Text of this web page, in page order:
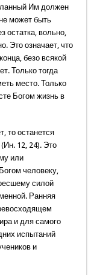
Им должен
может быть
остатка, вольно,
Это означает, что
безо всякой
Только тогда
место. Только
Богом жизнь в
то останется
12, 24). Это
или
человеку,
силой
Ранняя
и для самого
испытаний
и